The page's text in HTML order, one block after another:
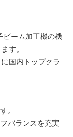
ーム加工機の機
す。
国内トップクラ
。
バランスを充実